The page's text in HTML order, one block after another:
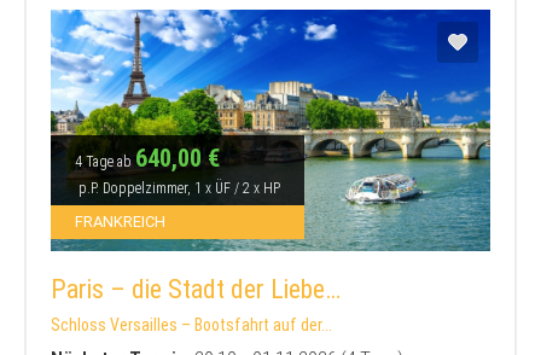
4 Tage ab640,00 €
p.P. Doppelzimmer, 1 x ÜF / 2 x HP
FRANKREICH
Paris – die Stadt der Liebe…
Schloss Versailles – Bootsfahrt auf der...